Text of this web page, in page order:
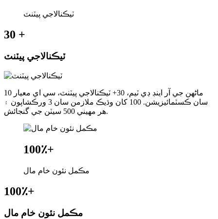
ٽيڪنالاجي پيٽنٽ
30 +
ٽيڪنالاجي پيٽنٽ
10 ماڻهن جي آر اينڊ ڊي ٽيم، 30+ ٽيڪنالاجي پيٽنٽ، سي اي معيار
سان ڪسٽمائيزيشن. 100 کان وڌيڪ ملازمن سان 3 ورڪشاپون ۽
هر مهيني 500 سيٽن جي گنجائش.
100٪+
مڪمل نئون خام مال
100٪+
مڪمل نئون خام مال